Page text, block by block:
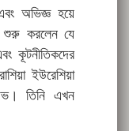
অভিজ্ঞ হয়ে
শুরু করলেন যে
কূটনীতিকদের
ইউরেশিয়া
তিনি এখন